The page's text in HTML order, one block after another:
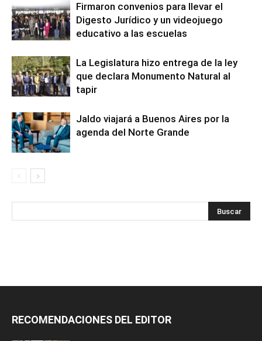
Firmaron convenios para llevar el
Digesto Jurídico y un videojuego
educativo a las escuelas
La Legislatura hizo entrega de la ley
que declara Monumento Natural al
tapir
Jaldo viajará a Buenos Aires por la
agenda del Norte Grande
RECOMENDACIONES DEL EDITOR